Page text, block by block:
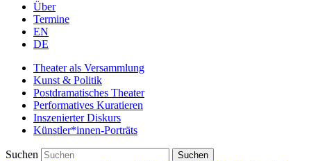
Über
Termine
EN
DE
Theater als Versammlung
Kunst & Politik
Postdramatisches Theater
Performatives Kuratieren
Inszenierter Diskurs
Künstler*innen-Porträts
Suchen